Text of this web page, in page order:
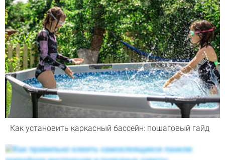
Как установить каркасный бассейн: пошаговый гайд